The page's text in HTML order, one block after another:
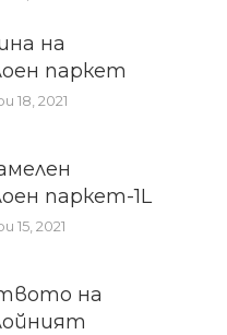
на
паркет
18, 2021
паркет-1L
15, 2021
на